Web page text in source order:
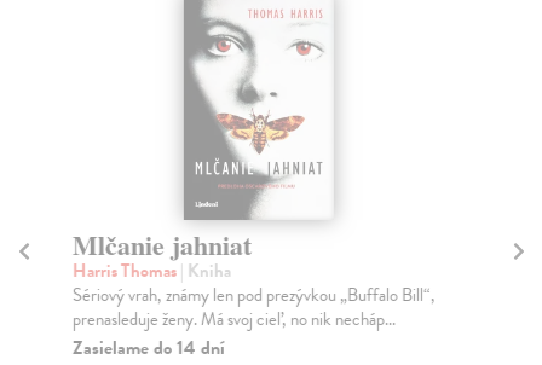
Mlčanie jahniat
Harris Thomas| Kniha
Sériový vrah, známy len pod prezývkou „Buffalo Bill“,
prenasleduje ženy. Má svoj cieľ, no nik necháp...
Zasielame do 14 dní